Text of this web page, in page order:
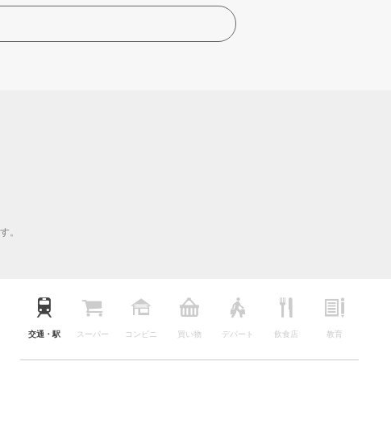
。
交通・駅 スーパー コンビニ 買い物 デパート 飲食店 教育